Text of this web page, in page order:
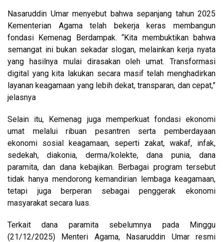
Nasaruddin Umar menyebut bahwa sepanjang tahun 2025
Kementerian Agama telah bekerja keras membangun
fondasi Kemenag Berdampak. “Kita membuktikan bahwa
semangat ini bukan sekadar slogan, melainkan kerja nyata
yang hasilnya mulai dirasakan oleh umat. Transformasi
digital yang kita lakukan secara masif telah menghadirkan
layanan keagamaan yang lebih dekat, transparan, dan cepat,”
jelasnya
Selain itu, Kemenag juga memperkuat fondasi ekonomi
umat melalui ribuan pesantren serta pemberdayaan
ekonomi sosial keagamaan, seperti zakat, wakaf, infak,
sedekah, diakonia, derma/kolekte, dana punia, dana
paramita, dan dana kebajikan. Berbagai program tersebut
tidak hanya mendorong kemandirian lembaga keagamaan,
tetapi juga berperan sebagai penggerak ekonomi
masyarakat secara luas.
Terkait dana paramita sebelumnya pada Minggu
(21/12/2025) Menteri Agama, Nasaruddin Umar resmi